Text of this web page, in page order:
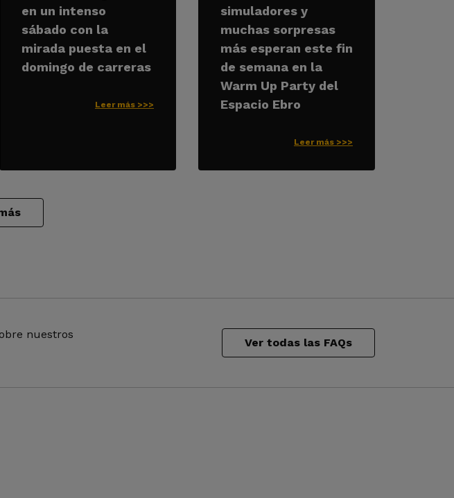
en un intenso
sábado con la
mirada puesta en el
domingo de carreras
Leer más >>>
simuladores y
muchas sorpresas
más esperan este fin
de semana en la
Warm Up Party del
Espacio Ebro
Leer más >>>
nuestros
Ver todas las FAQs